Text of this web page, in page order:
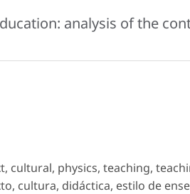
analysis of the
cultural, physics, teaching,
cultura, didáctica, estilo de